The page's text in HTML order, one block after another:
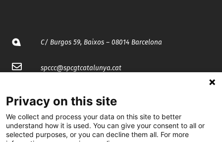
C/ Burgos 59, Baixos – 08014 Barcelona
spccc@spcgtcatalunya.cat
@CGTCatalunya
Privacy on this site
We collect and process your data on this site to better
understand how it is used. You can give your consent to all or
selected purposes, or you can decline them all. For more